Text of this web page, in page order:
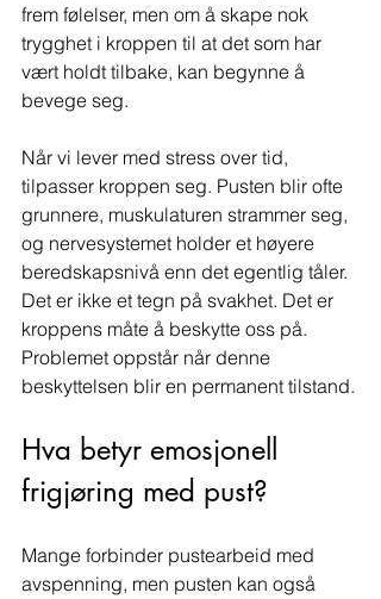
frem følelser, men om å skape nok
trygghet i kroppen til at det som har
vært holdt tilbake, kan begynne å
bevege seg.
Når vi lever med stress over tid,
tilpasser kroppen seg. Pusten blir ofte
grunnere, muskulaturen strammer seg,
og nervesystemet holder et høyere
beredskapsnivå enn det egentlig tåler.
Det er ikke et tegn på svakhet. Det er
kroppens måte å beskytte oss på.
Problemet oppstår når denne
beskyttelsen blir en permanent tilstand.
Hva betyr emosjonell
frigjøring med pust?
Mange forbinder pustearbeid med
avspenning, men pusten kan også